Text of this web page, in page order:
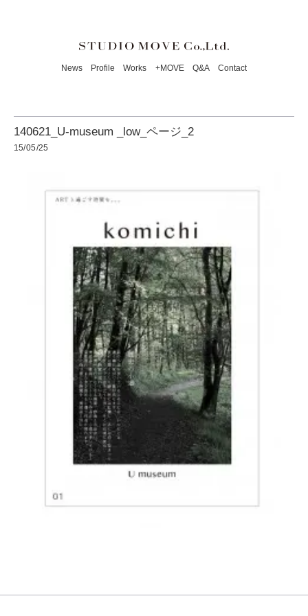
News Profile Works +MOVE Q&A Contact
140621_U-museum _low_ページ_2
15/05/25